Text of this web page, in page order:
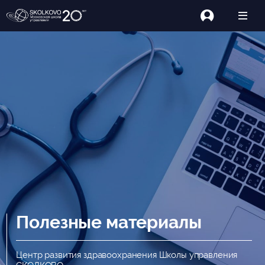
Полезные материалы
Центр развития здравоохранения Школы управления